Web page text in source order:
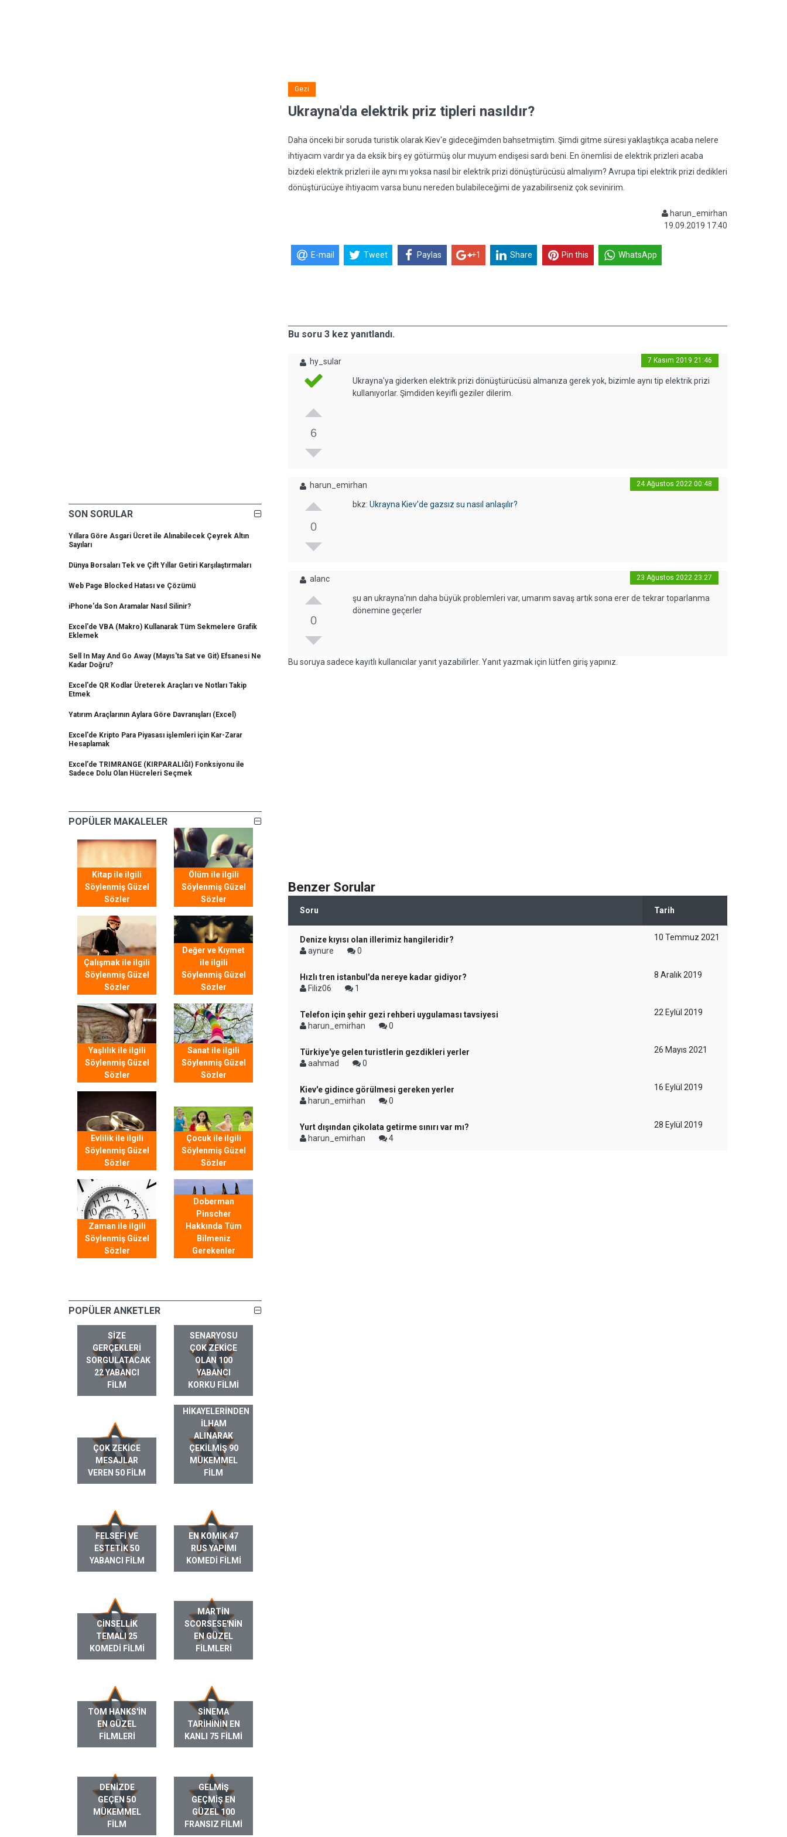
SON SORULAR
Yıllara Göre Asgari Ücret ile Alınabilecek Çeyrek Altın
Sayıları
Dünya Borsaları Tek ve Çift Yıllar Getiri Karşılaştırmaları
Web Page Blocked Hatası ve Çözümü
iPhone'da Son Aramalar Nasıl Silinir?
Excel'de VBA (Makro) Kullanarak Tüm Sekmelere Grafik
Eklemek
Sell In May And Go Away (Mayıs'ta Sat ve Git) Efsanesi Ne
Kadar Doğru?
Excel'de QR Kodlar Üreterek Araçları ve Notları Takip
Etmek
Yatırım Araçlarının Aylara Göre Davranışları (Excel)
Excel'de Kripto Para Piyasası işlemleri için Kar-Zarar
Hesaplamak
Excel'de TRIMRANGE (KIRPARALIĞI) Fonksiyonu ile
Sadece Dolu Olan Hücreleri Seçmek
POPÜLER MAKALELER
Kitap ile ilgili
Söylenmiş Güzel
Sözler
Ölüm ile ilgili
Söylenmiş Güzel
Sözler
Çalışmak ile ilgili
Söylenmiş Güzel
Sözler
Değer ve Kıymet
ile ilgili
Söylenmiş Güzel
Sözler
Yaşlılık ile ilgili
Söylenmiş Güzel
Sözler
Sanat ile ilgili
Söylenmiş Güzel
Sözler
Evlilik ile ilgili
Söylenmiş Güzel
Sözler
Çocuk ile ilgili
Söylenmiş Güzel
Sözler
Zaman ile ilgili
Söylenmiş Güzel
Sözler
Doberman
Pinscher
Hakkında Tüm
Bilmeniz
Gerekenler
POPÜLER ANKETLER
SIZE
GERÇEKLERI
SORGULATACAK
22 YABANCI
FILM
SENARYOSU
ÇOK ZEKICE
OLAN 100
YABANCI
KORKU FILMI
ÇOK ZEKICE
MESAJLAR
VEREN 50 FILM
GERÇEK HAYAT
HIKAYELERINDEN
ILHAM
ALINARAK
ÇEKILMIŞ 90
MÜKEMMEL
FILM
FELSEFI VE
ESTETIK 50
YABANCI FILM
EN KOMIK 47
RUS YAPIMI
KOMEDI FILMI
CINSELLIK
TEMALI 25
KOMEDI FILMI
MARTIN
SCORSESE'NIN
EN GÜZEL
FILMLERI
TOM HANKS'IN
EN GÜZEL
FILMLERI
SINEMA
TARIHININ EN
KANLI 75 FILMI
DENIZDE
GEÇEN 50
MÜKEMMEL
FILM
GELMIŞ
GEÇMIŞ EN
GÜZEL 100
FRANSIZ FILMI
Gezi
Ukrayna'da elektrik priz tipleri nasıldır?
Daha önceki bir soruda turistik olarak Kiev'e gideceğimden bahsetmiştim. Şimdi gitme süresi yaklaştıkça acaba nelere
ihtiyacım vardır ya da eksik birş ey götürmüş olur muyum endişesi sardı beni. En önemlisi de elektrik prizleri acaba
bizdeki elektrik prizleri ile aynı mı yoksa nasıl bir elektrik prizi dönüştürücüsü almalıyım? Avrupa tipi elektrik prizi dedikleri
dönüştürücüye ihtiyacım varsa bunu nereden bulabileceğimi de yazabilirseniz çok sevinirim.
harun_emirhan
19.09.2019 17:40
E-mail Tweet Paylas +1 Share Pin this WhatsApp
Bu soru 3 kez yanıtlandı.
hy_sular 7 Kasım 2019 21:46
6
Ukrayna'ya giderken elektrik prizi dönüştürücüsü almanıza gerek yok, bizimle aynı tip elektrik prizi
kullanıyorlar. Şimdiden keyifli geziler dilerim.
harun_emirhan 24 Ağustos 2022 00:48
0
bkz:Ukrayna Kiev'de gazsız su nasıl anlaşılır?
alanc 23 Ağustos 2022 23:27
0
şu an ukrayna'nın daha büyük problemleri var, umarım savaş artık sona erer de tekrar toparlanma
dönemine geçerler
Bu soruya sadece kayıtlı kullanıcılar yanıt yazabilirler. Yanıt yazmak için lütfen giriş yapınız.
Benzer Sorular
Soru Tarih
Denize kıyısı olan illerimiz hangileridir?
aynure
0
10 Temmuz 2021
Hızlı tren istanbul'da nereye kadar gidiyor?
Filiz06
1
8 Aralık 2019
Telefon için şehir gezi rehberi uygulaması tavsiyesi
harun_emirhan
0
22 Eylül 2019
Türkiye'ye gelen turistlerin gezdikleri yerler
aahmad
0
26 Mayıs 2021
Kiev'e gidince görülmesi gereken yerler
harun_emirhan
0
16 Eylül 2019
Yurt dışından çikolata getirme sınırı var mı?
harun_emirhan
4
28 Eylül 2019